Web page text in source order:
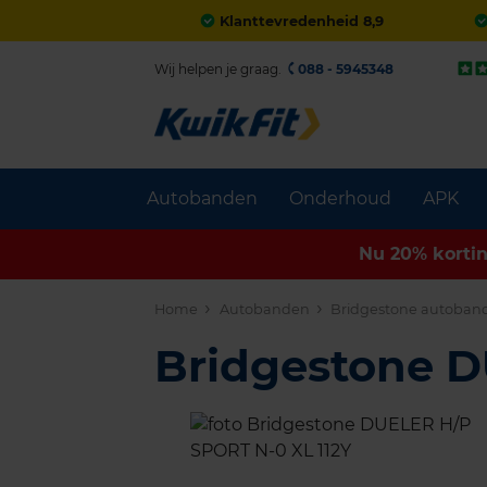
Klanttevredenheid 8,9
Autobanden Onderhoud APK
Wij helpen je graag. 088 - 5945348
Nu 20%
Home Autobanden Bridgestone
Bridgestone